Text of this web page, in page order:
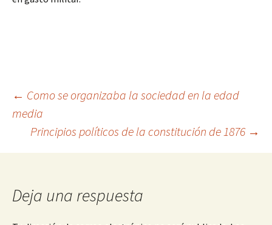
Navegación
de
← Como se organizaba la sociedad en la edad
media
Principios políticos de la constitución de 1876 →
Deja una respuesta